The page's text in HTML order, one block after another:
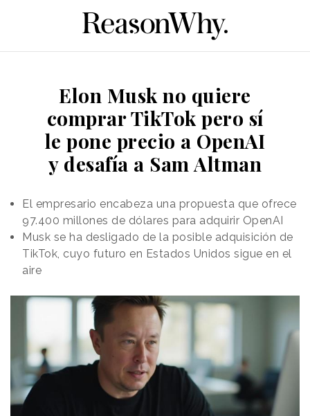
Elon Musk no quiere
comprar TikTok pero sí
le pone precio a OpenAI
y desafía a Sam Altman
El empresario encabeza una propuesta que ofrece
97.400 millones de dólares para adquirir OpenAI
Musk se ha desligado de la posible adquisición de
TikTok, cuyo futuro en Estados Unidos sigue en el
aire